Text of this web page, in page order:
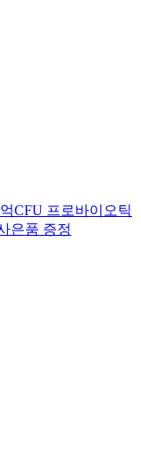
CFU 프로바이오틱
은품 증정